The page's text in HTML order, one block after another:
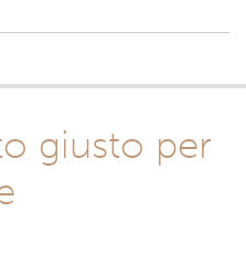
giusto per